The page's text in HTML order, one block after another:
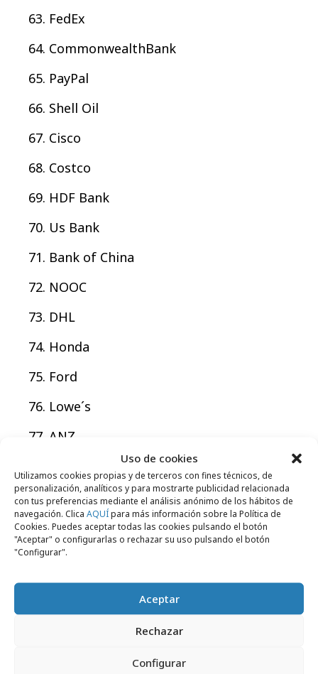
Uso de cookies
Utilizamos cookies propias y de terceros con fines técnicos, de
personalización, analíticos y para mostrarte publicidad relacionada
con tus preferencias mediante el análisis anónimo de los hábitos de
navegación. Clica AQUÍpara más información sobre la Política de
Cookies. Puedes aceptar todas las cookies pulsando el botón
"Aceptar" o configurarlas o rechazar su uso pulsando el botón
"Configurar".
Aceptar
Rechazar
Configurar
FedEx
CommonwealthBank
PayPal
Shell Oil
Cisco
Costco
HDF Bank
Us Bank
Bank of China
NOOC
DHL
Honda
Ford
Lowe´s
ANZ
H&M
Gucci
Siemens
KFC
CNPC